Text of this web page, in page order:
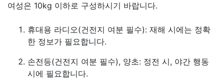
여성은 10kg 이하로 구성하시기 바랍니다.
휴대용 라디오(건전지 여분 필수): 재해 시에는 정확
한 정보가 필요합니다.
손전등(건전지 여분 필수), 양초: 정전 시, 야간 행동
시에 필요합니다.